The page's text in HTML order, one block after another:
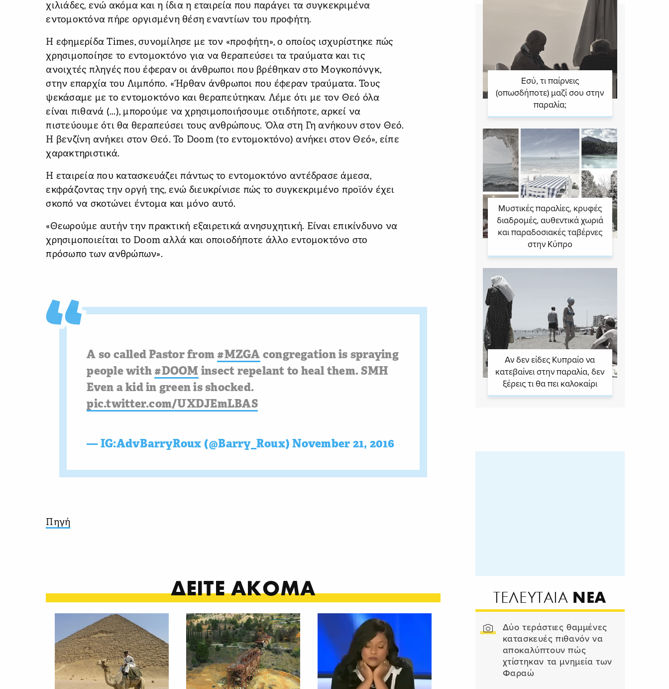
χιλιάδες, ενώ ακόμα και η ίδια η εταιρεία που παράγει τα συγκεκριμένα
εντομοκτόνα πήρε οργισμένη θέση εναντίων του προφήτη.
Η εφημερίδα Times, συνομίλησε με τον «προφήτη», ο οποίος ισχυρίστηκε πώς
χρησιμοποίησε το εντομοκτόνο για να θεραπεύσει τα τραύματα και τις
ανοιχτές πληγές που έφεραν οι άνθρωποι που βρέθηκαν στο Μογκοπόνγκ,
στην επαρχία του Λιμπόπο. «Ήρθαν άνθρωποι που έφεραν τραύματα. Τους
ψεκάσαμε με το εντομοκτόνο και θεραπεύτηκαν. Λέμε ότι με τον Θεό όλα
είναι πιθανά (...), μπορούμε να χρησιμοποιήσουμε οτιδήποτε, αρκεί να
πιστεύουμε ότι θα θεραπεύσει τους ανθρώπους. Όλα στη Γη ανήκουν στον Θεό.
Η βενζίνη ανήκει στον Θεό. Το Doom (το εντομοκτόνο) ανήκει στον Θεό», είπε
χαρακτηριστικά.
Η εταιρεία που κατασκευάζει πάντως το εντομοκτόνο αντέδρασε άμεσα,
εκφράζοντας την οργή της, ενώ διευκρίνισε πώς το συγκεκριμένο προϊόν έχει
σκοπό να σκοτώνει έντομα και μόνο αυτό.
«Θεωρούμε αυτήν την πρακτική εξαιρετικά ανησυχητική. Είναι επικίνδυνο να
χρησιμοποιείται το Doom αλλά και οποιοδήποτε άλλο εντομοκτόνο στο
πρόσωπο των ανθρώπων».
A so called Pastor from#MZGA congregation is spraying
people with#DOOM insect repelant to heal them. SMH
Even a kid in green is shocked.
pic.twitter.com/UXDJEmLBAS
— IG:AdvBarryRoux (@Barry_Roux)November 21, 2016
Πηγή
ΔΕΙΤΕ ΑΚΟΜΑ
Εσύ, τι παίρνεις
(οπωσδήποτε) μαζί σου στην
παραλία;
Μυστικές παραλίες, κρυφές
διαδρομές, αυθεντικά χωριά
και παραδοσιακές ταβέρνες
στην Κύπρο
Αν δεν είδες Κυπραίο να
κατεβαίνει στην παραλία, δεν
ξέρεις τι θα πει καλοκαίρι
ΤΕΛΕΥΤΑΙΑ ΝΕΑ
Δύο τεράστιες θαμμένες
κατασκευές πιθανόν να
αποκαλύπτουν πώς
χτίστηκαν τα μνημεία των
Φαραώ